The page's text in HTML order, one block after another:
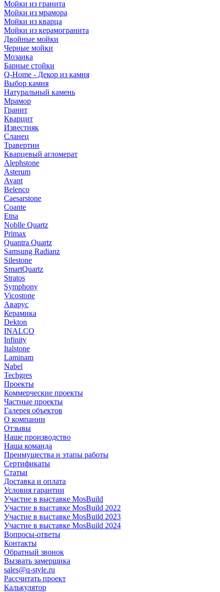
Мойки из гранита
Мойки из мрамора
Мойки из кварца
Мойки из керамогранита
Двойные мойки
Черные мойки
Мозаика
Барные стойки
Q-Home - Декор из камня
Выбор камня
Натуральный камень
Мрамор
Гранит
Кварцит
Известняк
Сланец
Травертин
Кварцевый агломерат
Alephstone
Asterum
Avant
Belenco
Caesarstone
Coante
Etna
Noblle Quartz
Primax
Quantra Quartz
Samsung Radianz
Silestone
SmartQuartz
Stratos
Symphony
Vicostone
Аварус
Керамика
Dekton
INALCO
Infinity
Italstone
Laminam
Nabel
Techgres
Проекты
Коммерческие проекты
Частные проекты
Галерея объектов
О компании
Отзывы
Наше производство
Наша команда
Преимущества и этапы работы
Сертификаты
Статьи
Доставка и оплата
Условия гарантии
Участие в выставке MosBuild
Участие в выставке MosBuild 2022
Участие в выставке MosBuild 2023
Участие в выставке MosBuild 2024
Вопросы-ответы
Контакты
Обратный звонок
Вызвать замерщика
sales@q-style.ru
Рассчитать проект
Калькулятор